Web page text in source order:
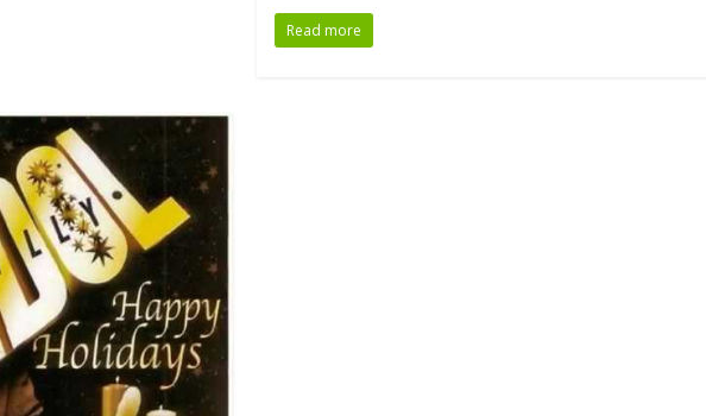
Read more